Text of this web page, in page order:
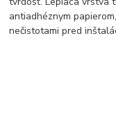
antiadhéznym